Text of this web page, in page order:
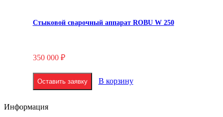
Стыковой сварочный аппарат ROBU W 250
350 000 ₽
Оставить заявку В корзину
Информация